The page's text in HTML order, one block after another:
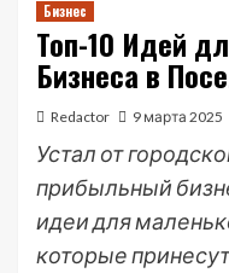
Бизнес
Топ-10 Идей
Бизнеса в
Redactor 9 марта 2025
Устал от
прибыльный
идеи для
которые